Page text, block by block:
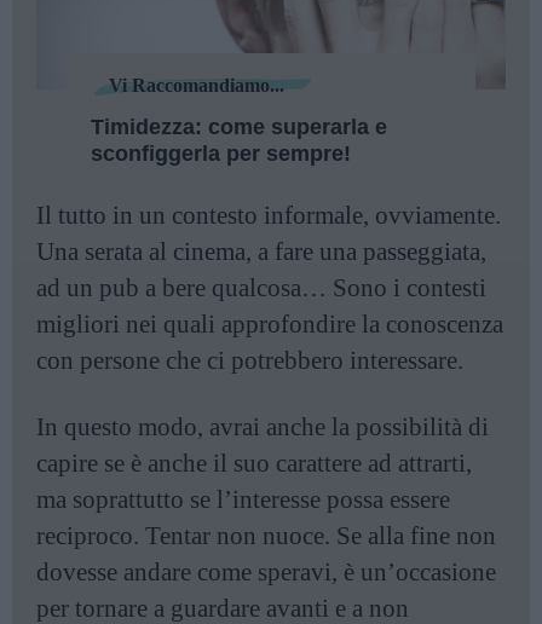
Vi Raccomandiamo...
Timidezza: come superarla e
sconfiggerla per sempre!
Il tutto in un contesto informale, ovviamente.
Una serata al cinema, a fare una passeggiata,
ad un pub a bere qualcosa… Sono i contesti
migliori nei quali approfondire la conoscenza
con persone che ci potrebbero interessare.
In questo modo, avrai anche la possibilità di
capire se è anche il suo carattere ad attrarti,
ma soprattutto se l’interesse possa essere
reciproco. Tentar non nuoce. Se alla fine non
dovesse andare come speravi, è un’occasione
per tornare a guardare avanti e a non